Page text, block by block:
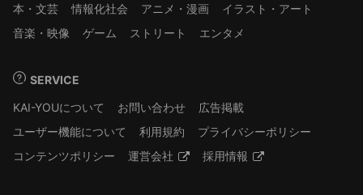
本・文芸
情報化社会 アニメ・漫画
イラスト・アート
音楽・映像
ゲーム ストリート エンタメ
SERVICE
KAI-YOUについて
お問い合わせ
広告掲載
ユーザー機能について
利用規約
プライバシーポリシー
コンテンツポリシー
運営会社 採用情報